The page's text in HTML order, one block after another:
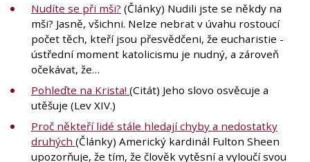
Nudíte se při mši? (Články) Nudili jste se někdy na
mši? Jasně, všichni. Nelze nebrat v úvahu rostoucí
počet těch, kteří jsou přesvědčeni, že eucharistie -
ústřední moment katolicismu je nudný, a zároveň
očekávat, že…
Pohleďte na Krista! (Citát) Jeho slovo osvěcuje a
utěšuje (Lev XIV.)
Proč někteří lidé stále hledají chyby a nedostatky
druhých (Články) Americký kardinál Fulton Sheen
upozorňuje, že tím, že člověk vytěsní a vyloučí svou